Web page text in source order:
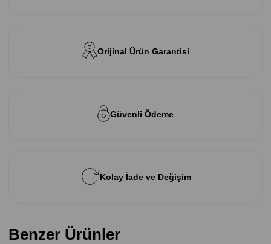
Orijinal Ürün Garantisi
Güvenli Ödeme
Kolay İade ve Değişim
Benzer Ürünler